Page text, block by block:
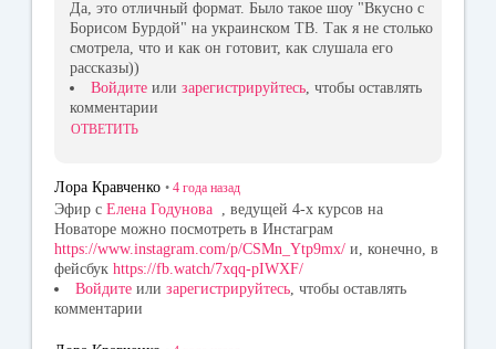
Да, это отличный формат. Было такое шоу "Вкусно с
Борисом Бурдой" на украинском ТВ. Так я не столько
смотрела, что и как он готовит, как слушала его
рассказы))
Войдите или зарегистрируйтесь , чтобы оставлять
комментарии
ОТВЕТИТЬ
Лора Кравченко • 4 года назад
Эфир с Елена Годунова , ведущей 4-х курсов на
Новаторе можно посмотреть в Инстаграм
https://www.instagram.com/p/CSMn_Ytp9mx/ и, конечно, в
фейсбук https://fb.watch/7xqq-pIWXF/
Войдите или зарегистрируйтесь, чтобы оставлять
комментарии